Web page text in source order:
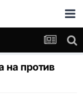
на против